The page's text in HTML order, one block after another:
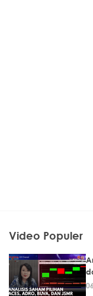
Video Populer